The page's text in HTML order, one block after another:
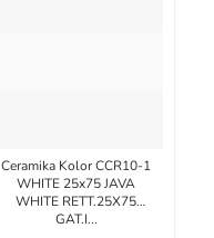
Ceramika Kolor CCR10-1
WHITE 25x75 JAVA
WHITE RETT.25X75
GAT.I...